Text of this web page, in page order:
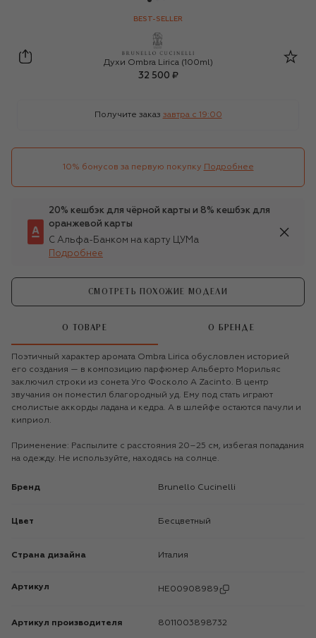
BEST-SELLER
Brunello Cucinelli
Духи Ombra Lirica (100ml)
32 500 ₽
Получите заказ завтра c 19:00
10% бонусов за первую покупку Подробнее
20% кешбэк для чёрной карты и 8% кешбэк для
оранжевой карты
С Альфа-Банком на карту ЦУМа
Подробнее
СМОТРЕТЬ ПОХОЖИЕ МОДЕЛИ
О ТОВАРЕ О БРЕНДЕ
Поэтичный характер аромата Ombra Lirica обусловлен историей
его создания — в композицию парфюмер Альберто Морильяс
заключил строки из сонета Уго Фосколо A Zacinto. В центр
звучания он поместил благородный уд. Ему под стать играют
смолистые аккорды ладана и кедра. А в шлейфе остаются пачули и
киприол.
Применение: Распылите с расстояния 20–25 см, избегая попадания
на одежду. Не используйте, находясь на солнце.
Бренд Brunello Cucinelli
Цвет Бесцветный
Страна дизайна Италия
Артикул HE00908989
Артикул производителя 8011003898732